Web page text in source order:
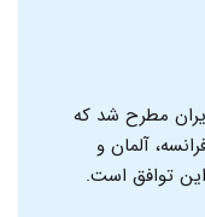
مطرح شد که
آلمان و
این توافق است.